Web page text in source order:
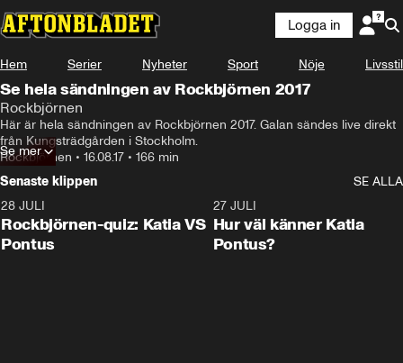
Logga in
Hem Serier Nyheter Sport Nöje Livsstil
Se hela sändningen av Rockbjörnen 2017
Rockbjörnen
Här är hela sändningen av Rockbjörnen 2017. Galan sändes live direkt
från Kungsträdgården i Stockholm.
Rockbjörnen • 16.08.17 • 166 min
Se mer
Senaste klippen
SE ALLA
28 JULI
Rockbjörnen-quiz: Katia VS
Pontus
27 JULI
Hur väl känner Katia
Pontus?